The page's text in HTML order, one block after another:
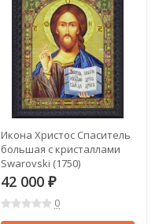
Икона Христос Спаситель
большая с кристаллами
Swarovski (1750)
42 000 ₽
0